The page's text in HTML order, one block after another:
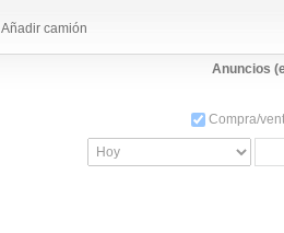
Añadir camión
Anuncios
Compra/